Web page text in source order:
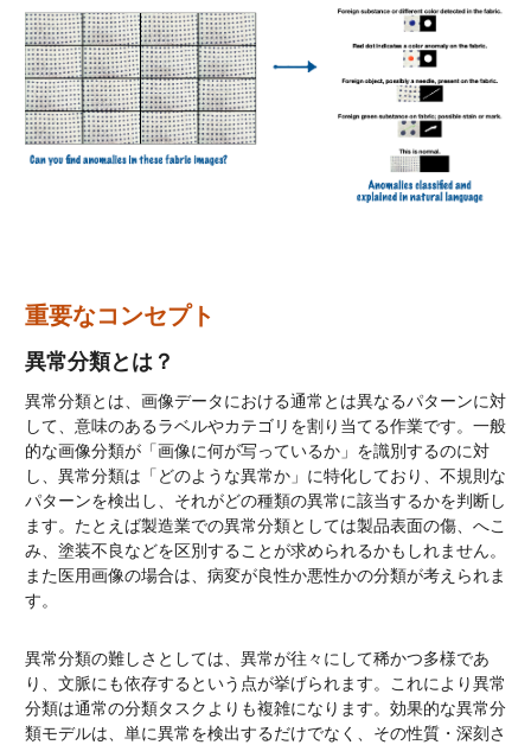
重要なコンセプト
異常分類とは？
異常分類とは、画像データにおける通常とは異なるパターンに対
して、意味のあるラベルやカテゴリを割り当てる作業です。一般
的な画像分類が「画像に何が写っているか」を識別するのに対
し、異常分類は「どのような異常か」に特化しており、不規則な
パターンを検出し、それがどの種類の異常に該当するかを判断し
ます。たとえば製造業での異常分類としては製品表面の傷、へこ
み、塗装不良などを区別することが求められるかもしれません。
また医用画像の場合は、病変が良性か悪性かの分類が考えられま
す。
異常分類の難しさとしては、異常が往々にして稀かつ多様であ
り、文脈にも依存するという点が挙げられます。これにより異常
分類は通常の分類タスクよりも複雑になります。効果的な異常分
類モデルは、単に異常を検出するだけでなく、その性質・深刻さ